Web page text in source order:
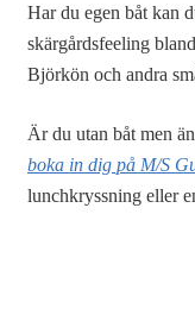
Har du egen båt kan
skärgårdsfeeling
Björkön och andra
Är du utan båt men
boka in dig på M/S
lunchkryssning eller